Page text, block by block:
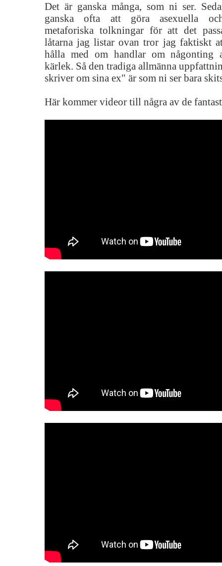
Det är ganska många, som ni ser.
ganska ofta att göra asexuella
metaforiska tolkningar för att det
låtarna jag listar ovan tror jag faktiskt
hålla med om handlar om någonting
kärlek. Så den tradiga allmänna
skriver om sina ex" är som ni ser bara
Här kommer videor till några av de